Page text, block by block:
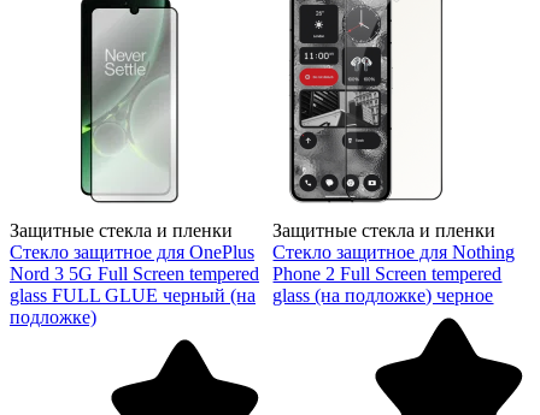
Защитные стекла и пленки
Стекло защитное для OnePlus
Nord 3 5G Full Screen tempered
glass FULL GLUE черный (на
подложке)
Защитные стекла и пленки
Стекло защитное для Nothing
Phone 2 Full Screen tempered
glass (на подложке) черное